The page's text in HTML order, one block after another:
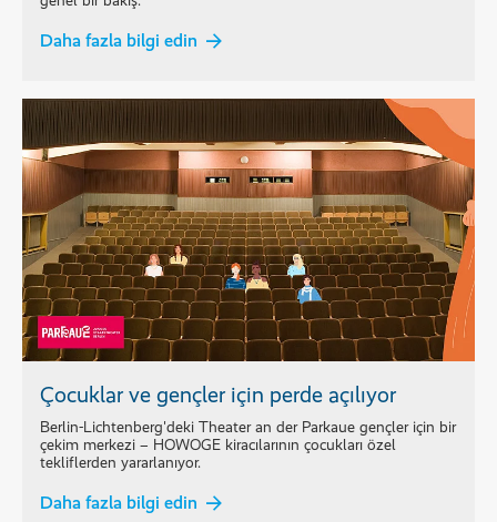
Daha fazla bilgi edin
Çocuklar ve gençler için perde açılıyor
Berlin-Lichtenberg'deki Theater an der Parkaue gençler için bir
çekim merkezi – HOWOGE kiracılarının çocukları özel
tekliflerden yararlanıyor.
Daha fazla bilgi edin